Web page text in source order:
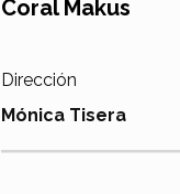
Coral Makus
Dirección
Mónica Tisera